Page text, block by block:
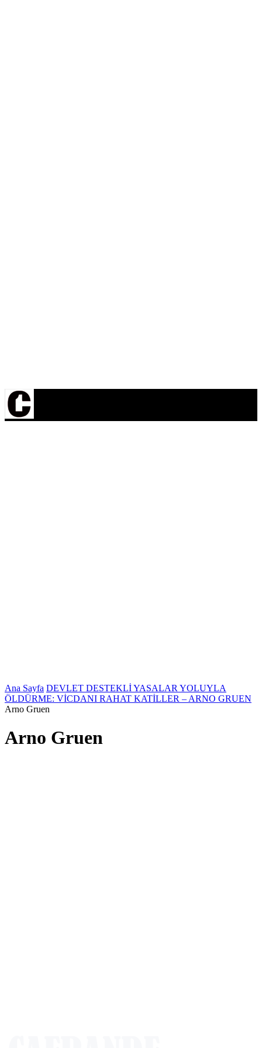
Ana Sayfa DEVLET DESTEKLİ YASALAR YOLUYLA
ÖLDÜRME: VİCDANI RAHAT KATİLLER – ARNO GRUEN
Arno Gruen
Arno Gruen